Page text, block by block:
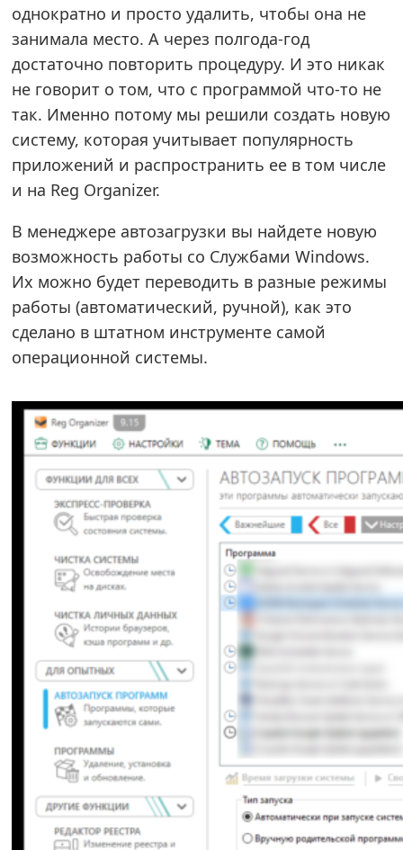
однократно и просто удалить, чтобы она не
занимала место. А через полгода-год
достаточно повторить процедуру. И это никак
не говорит о том, что с программой что-то не
так. Именно потому мы решили создать новую
систему, которая учитывает популярность
приложений и распространить ее в том числе
и на Reg Organizer.
В менеджере автозагрузки вы найдете новую
возможность работы со Службами Windows.
Их можно будет переводить в разные режимы
работы (автоматический, ручной), как это
сделано в штатном инструменте самой
операционной системы.